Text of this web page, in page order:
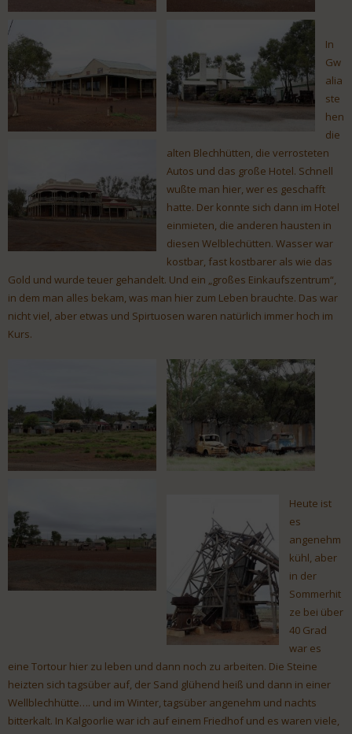
In
Gw
alia
ste
hen
die
alten Blechhütten, die verrosteten
Autos und das große Hotel. Schnell
wußte man hier, wer es geschafft
hatte. Der konnte sich dann im Hotel
einmieten, die anderen hausten in
diesen Welblechütten. Wasser war
kostbar, fast kostbarer als wie das
Gold und wurde teuer gehandelt. Und ein „großes Einkaufszentrum“,
in dem man alles bekam, was man hier zum Leben brauchte. Das war
nicht viel, aber etwas und Spirtuosen waren natürlich immer hoch im
Kurs.
Heute ist
es
angenehm
kühl, aber
in der
Sommerhit
ze bei über
40 Grad
war es
eine Tortour hier zu leben und dann noch zu arbeiten. Die Steine
heizten sich tagsüber auf, der Sand glühend heiß und dann in einer
Wellblechhütte…. und im Winter, tagsüber angenehm und nachts
bitterkalt. In Kalgoorlie war ich auf einem Friedhof und es waren viele,